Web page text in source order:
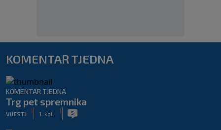
KOMENTAR TJEDNA
KOMENTAR TJEDNA
Trg pet spremnika
VIJESTI
|
1. kol.
| 5